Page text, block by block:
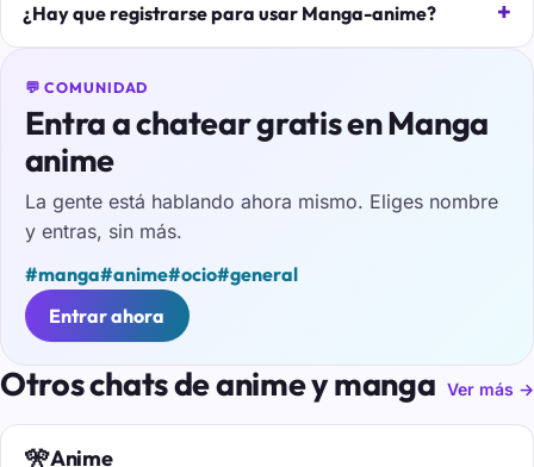
¿Hay que registrarse para usar Manga-anime?
💬 COMUNIDAD
Entra a chatear gratis en Manga
anime
La gente está hablando ahora mismo. Eliges nombre
y entras, sin más.
#manga#anime#ocio#general
Entrar ahora
Otros chats de anime y manga Ver más →
🎌Anime